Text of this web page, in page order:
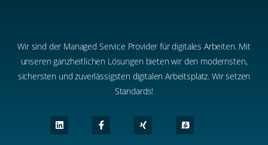
Wir sind der Managed Service Provider für digitales Arbeiten. Mit
unseren ganzheitlichen Lösungen bieten wir den modernsten,
sichersten und zuverlässigsten digitalen Arbeitsplatz. Wir setzen
Standards!